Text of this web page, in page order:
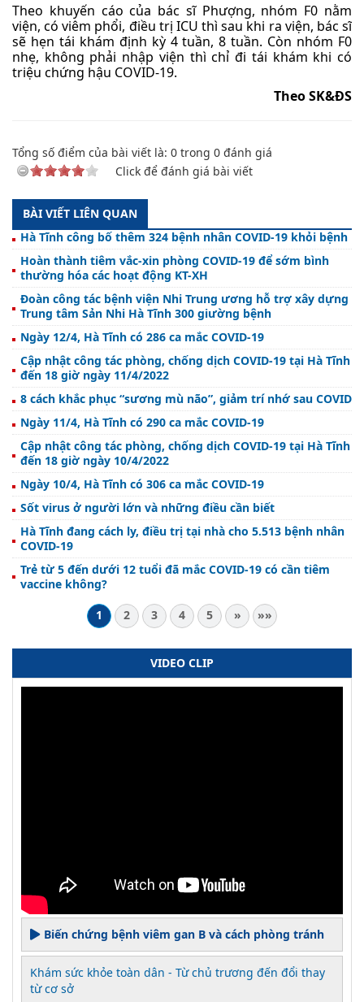
Theo khuyến cáo của bác sĩ Phượng, nhóm F0 nằm
viện, có viêm phổi, điều trị ICU thì sau khi ra viện, bác sĩ
sẽ hẹn tái khám định kỳ 4 tuần, 8 tuần. Còn nhóm F0
nhẹ, không phải nhập viện thì chỉ đi tái khám khi có
triệu chứng hậu COVID-19.
Theo SK&ĐS
Tổng số điểm của bài viết là: 0 trong 0 đánh giá
Click để đánh giá bài viết
BÀI VIẾT LIÊN QUAN
Hà Tĩnh công bố thêm 324 bệnh nhân COVID-19 khỏi bệnh
Hoàn thành tiêm vắc-xin phòng COVID-19 để sớm bình
thường hóa các hoạt động KT-XH
Đoàn công tác bệnh viện Nhi Trung ương hỗ trợ xây dựng
Trung tâm Sản Nhi Hà Tĩnh 300 giường bệnh
Ngày 12/4, Hà Tĩnh có 286 ca mắc COVID-19
Cập nhật công tác phòng, chống dịch COVID-19 tại Hà Tĩnh
đến 18 giờ ngày 11/4/2022
8 cách khắc phục “sương mù não”, giảm trí nhớ sau COVID
Ngày 11/4, Hà Tĩnh có 290 ca mắc COVID-19
Cập nhật công tác phòng, chống dịch COVID-19 tại Hà Tĩnh
đến 18 giờ ngày 10/4/2022
Ngày 10/4, Hà Tĩnh có 306 ca mắc COVID-19
Sốt virus ở người lớn và những điều cần biết
Hà Tĩnh đang cách ly, điều trị tại nhà cho 5.513 bệnh nhân
COVID-19
Trẻ từ 5 đến dưới 12 tuổi đã mắc COVID-19 có cần tiêm
vaccine không?
1
2 3 4 5 » »»
VIDEO CLIP
Biến chứng bệnh viêm gan B và cách phòng tránh
Khám sức khỏe toàn dân - Từ chủ trương đến đổi thay
từ cơ sở